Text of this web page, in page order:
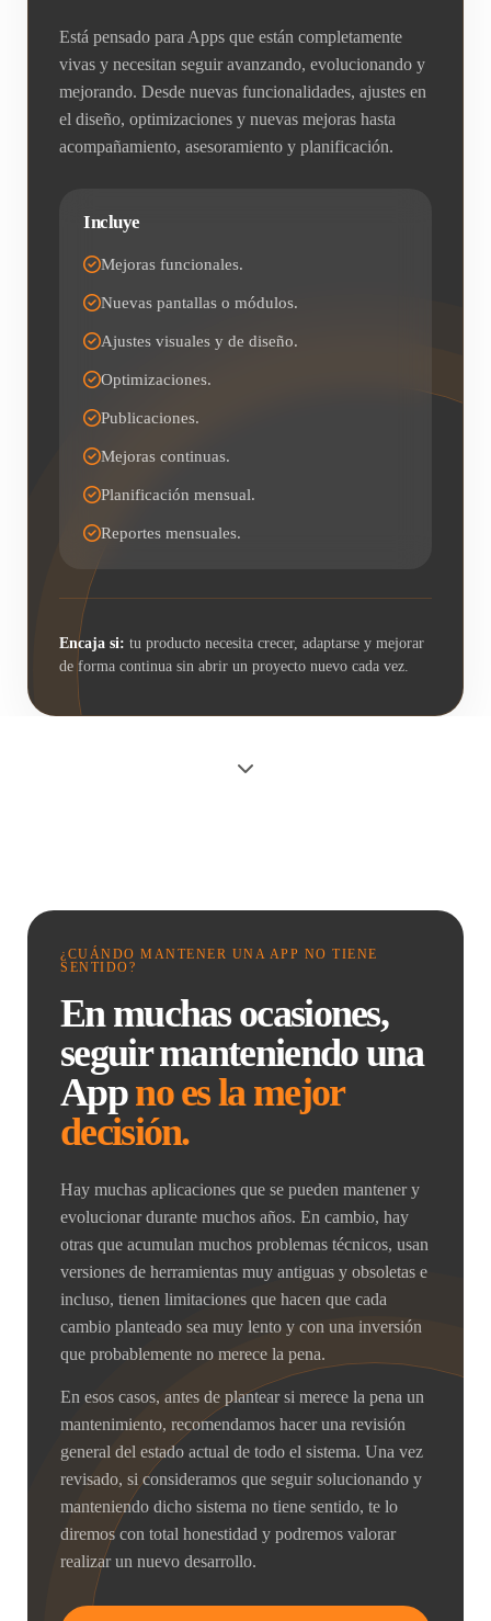
Está pensado para Apps que están completamente
vivas y necesitan seguir avanzando, evolucionando y
mejorando. Desde nuevas funcionalidades, ajustes en
el diseño, optimizaciones y nuevas mejoras hasta
acompañamiento, asesoramiento y planificación.
Incluye
Mejoras funcionales.
Nuevas pantallas o módulos.
Ajustes visuales y de diseño.
Optimizaciones.
Publicaciones.
Mejoras continuas.
Planificación mensual.
Reportes mensuales.
Encaja si: tu producto necesita crecer, adaptarse y mejorar
de forma continua sin abrir un proyecto nuevo cada vez.
¿CUÁNDO MANTENER UNA APP NO TIENE
SENTIDO?
En muchas ocasiones,
seguir manteniendo una
Appno es la mejor
decisión.
Hay muchas aplicaciones que se pueden mantener y
evolucionar durante muchos años. En cambio, hay
otras que acumulan muchos problemas técnicos, usan
versiones de herramientas muy antiguas y obsoletas e
incluso, tienen limitaciones que hacen que cada
cambio planteado sea muy lento y con una inversión
que probablemente no merece la pena.
En esos casos, antes de plantear si merece la pena un
mantenimiento, recomendamos hacer una revisión
general del estado actual de todo el sistema. Una vez
revisado, si consideramos que seguir solucionando y
manteniendo dicho sistema no tiene sentido, te lo
diremos con total honestidad y podremos valorar
realizar un nuevo desarrollo.